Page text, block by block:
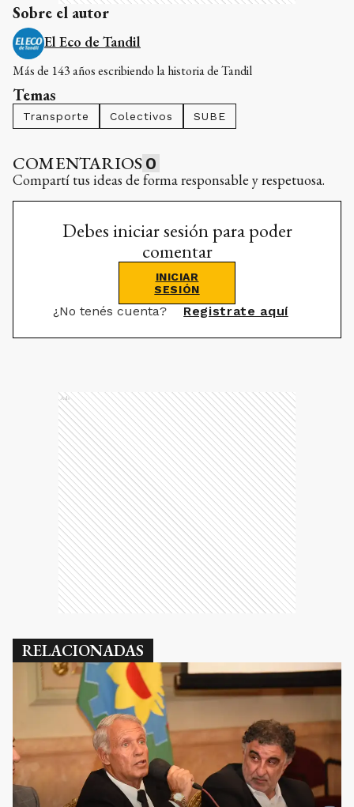
Sobre el autor
El Eco de Tandil
Más de 143 años escribiendo la historia de Tandil
Temas
Transporte Colectivos SUBE
COMENTARIOS 0
Compartí tus ideas de forma responsable y respetuosa.
Debes iniciar sesión para poder
comentar
INICIAR
SESIÓN
¿No tenés cuenta? Registrate aquí
Ads
RELACIONADAS